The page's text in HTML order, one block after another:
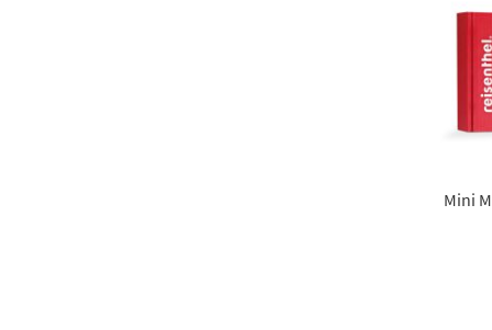
Mini